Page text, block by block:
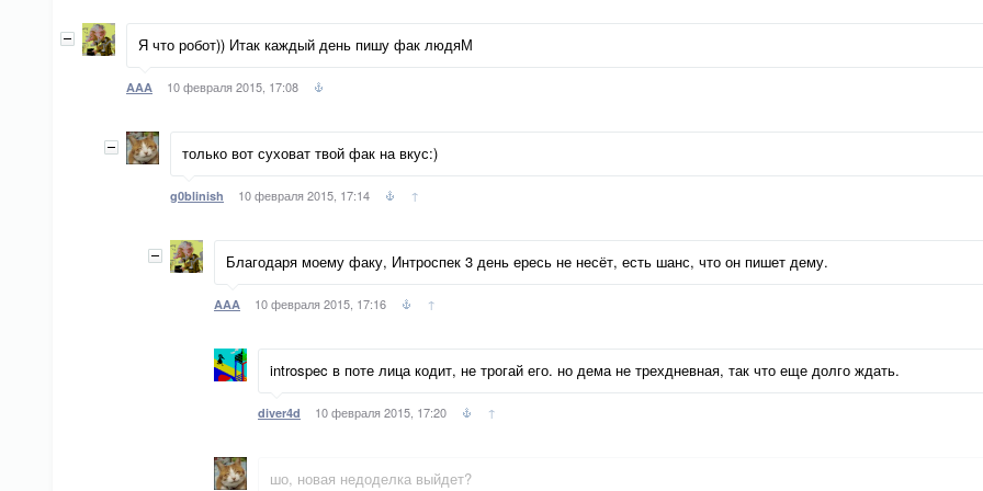
Я что робот)) Итак каждый день пишу фак людяМ
AAA 10 февраля 2015, 17:08
только вот суховат твой фак на вкус:)
g0blinish 10 февраля 2015, 17:14 ↑
Благодаря моему факу, Интроспек 3 день ересь не несёт, есть шанс, что он пишет дему.
AAA 10 февраля 2015, 17:16 ↑
introspec в поте лица кодит, не трогай его. но дема не трехдневная, так что еще долго ждать.
diver4d 10 февраля 2015, 17:20 ↑
шо, новая недоделка выйдет?